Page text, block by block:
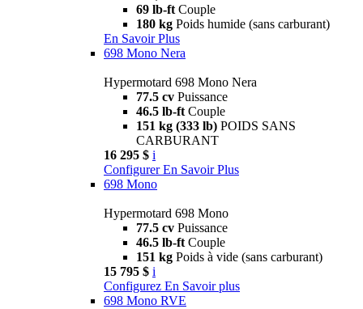
69 lb-ft Couple
180 kg Poids humide (sans carburant)
En Savoir Plus
698 Mono Nera
Hypermotard 698 Mono Nera
77.5 cv Puissance
46.5 lb-ft Couple
151 kg (333 lb) POIDS SANS
CARBURANT
16 295 $ i
Configurer En Savoir Plus
698 Mono
Hypermotard 698 Mono
77.5 cv Puissance
46.5 lb-ft Couple
151 kg Poids à vide (sans carburant)
15 795 $ i
Configurez En Savoir plus
698 Mono RVE